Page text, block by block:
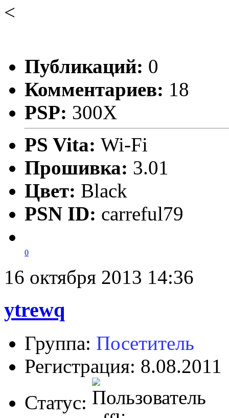
<
Публикаций: 0
Комментариев: 18
PSP: 300X
PS Vita: Wi-Fi
Прошивка: 3.01
Цвет: Black
PSN ID: carreful79
0
16 октября 2013 14:36
ytrewq
Группа: Посетитель
Регистрация: 8.08.2011
Статус: